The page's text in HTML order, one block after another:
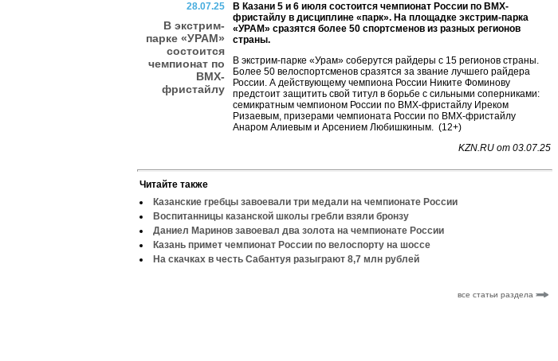
28.07.25
В экстрим-
парке «УРАМ»
состоится
чемпионат по
ВМХ-
фристайлу
В Казани 5 и 6 июля состоится чемпионат России по ВМХ-
фристайлу в дисциплине «парк». На площадке экстрим-парка
«УРАМ» сразятся более 50 спортсменов из разных регионов
страны.
В экстрим-парке «Урам» соберутся райдеры с 15 регионов страны.
Более 50 велоспортсменов сразятся за звание лучшего райдера
России. А действующему чемпиона России Никите Фоминову
предстоит защитить свой титул в борьбе с сильными соперниками:
семикратным чемпионом России по ВМХ-фристайлу Иреком
Ризаевым, призерами чемпионата России по ВМХ‑фристайлу
Анаром Алиевым и Арсением Любишкиным. (12+)
KZN.RU от 03.07.25
Читайте также
Казанские гребцы завоевали три медали на чемпионате России
Воспитанницы казанской школы гребли взяли бронзу
Даниел Маринов завоевал два золота на чемпионате России
Казань примет чемпионат России по велоспорту на шоссе
На скачках в честь Сабантуя разыграют 8,7 млн рублей
все статьи раздела